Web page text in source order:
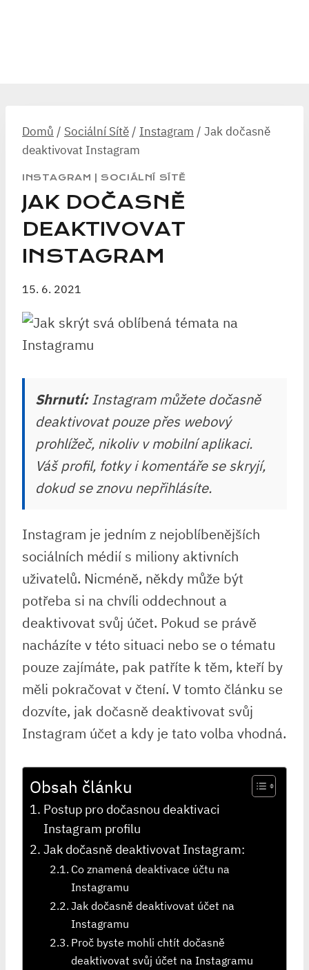
Domů / Sociální Sítě / Instagram / Jak dočasně
deaktivovat Instagram
INSTAGRAM |SOCIÁLNÍ SÍTĚ
JAK DOČASNĚ
DEAKTIVOVAT
INSTAGRAM
15. 6. 2021
Shrnutí:Instagram můžete dočasně
deaktivovat pouze přes webový
prohlížeč, nikoliv v mobilní aplikaci.
Váš profil, fotky i komentáře se skryjí,
dokud se znovu nepřihlásíte.
Instagram je jedním z nejoblíbenějších
sociálních médií s miliony aktivních
uživatelů. Nicméně, někdy může být
potřeba si na chvíli oddechnout a
deaktivovat svůj účet. Pokud se právě
nacházíte v této situaci nebo se o tématu
pouze zajímáte, pak patříte k těm, kteří by
měli pokračovat v čtení. V tomto článku se
dozvíte, jak dočasně deaktivovat svůj
Instagram účet a kdy je tato volba vhodná.
Obsah článku
Postup pro dočasnou deaktivaci
Instagram profilu
Jak dočasně deaktivovat Instagram:
Co znamená deaktivace účtu na
Instagramu
Jak dočasně deaktivovat účet na
Instagramu
Proč byste mohli chtít dočasně
deaktivovat svůj účet na Instagramu